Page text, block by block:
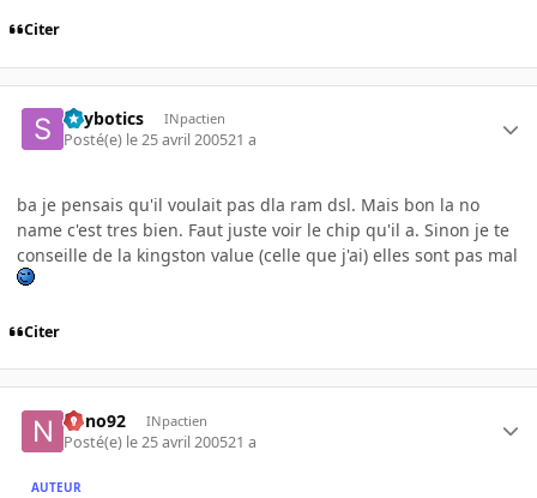
Citer
Spybotics INpactien
Posté(e) le 25 avril 200521 a
ba je pensais qu'il voulait pas dla ram dsl. Mais bon la no
name c'est tres bien. Faut juste voir le chip qu'il a. Sinon je te
conseille de la kingston value (celle que j'ai) elles sont pas mal
Citer
nono92 INpactien
Posté(e) le 25 avril 200521 a
AUTEUR